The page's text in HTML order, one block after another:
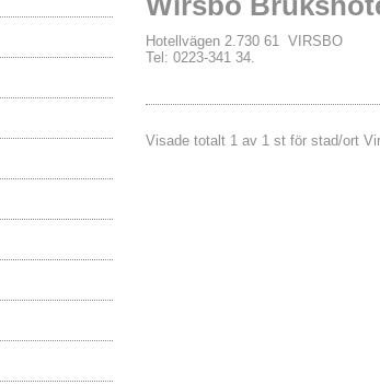
Hotellvägen 2.730 61 VIRSBO
Tel: 0223-341 34.
Visade totalt 1 av 1 st för stad/ort